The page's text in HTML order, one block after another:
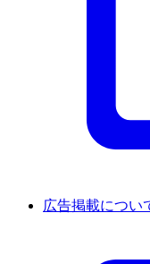
広告掲載につい